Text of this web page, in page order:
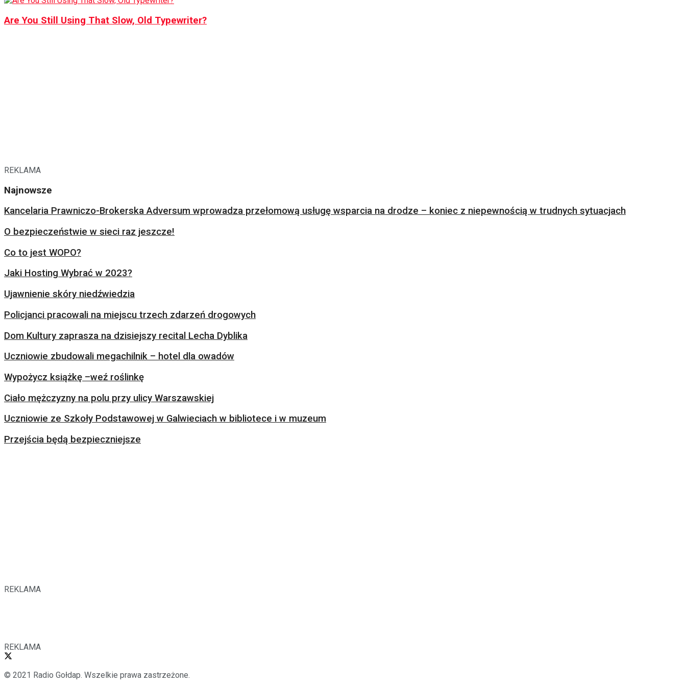
Are You Still Using That Slow, Old Typewriter?
REKLAMA
Najnowsze
Kancelaria Prawniczo-Brokerska Adversum wprowadza przełomową usługę wsparcia na drodze – koniec z niepewnością w trudnych sytuacjach
O bezpieczeństwie w sieci raz jeszcze!
Co to jest WOPO?
Jaki Hosting Wybrać w 2023?
Ujawnienie skóry niedźwiedzia
Policjanci pracowali na miejscu trzech zdarzeń drogowych
Dom Kultury zaprasza na dzisiejszy recital Lecha Dyblika
Uczniowie zbudowali megachilnik – hotel dla owadów
Wypożycz książkę –weź roślinkę
Ciało mężczyzny na polu przy ulicy Warszawskiej
Uczniowie ze Szkoły Podstawowej w Galwieciach w bibliotece i w muzeum
Przejścia będą bezpieczniejsze
REKLAMA
REKLAMA
© 2021 Radio Gołdap. Wszelkie prawa zastrzeżone.